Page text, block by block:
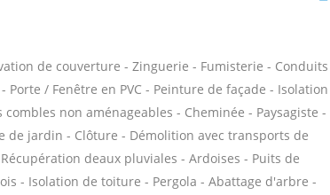
de couverture - Zinguerie - Fumisterie - Conduits
/ Fenêtre en PVC - Peinture de façade - Isolation
non aménageables - Cheminée - Paysagiste -
de jardin - Clôture - Démolition avec transports de
deaux pluviales - Ardoises - Puits de
- Isolation de toiture - Pergola - Abattage d'arbre -